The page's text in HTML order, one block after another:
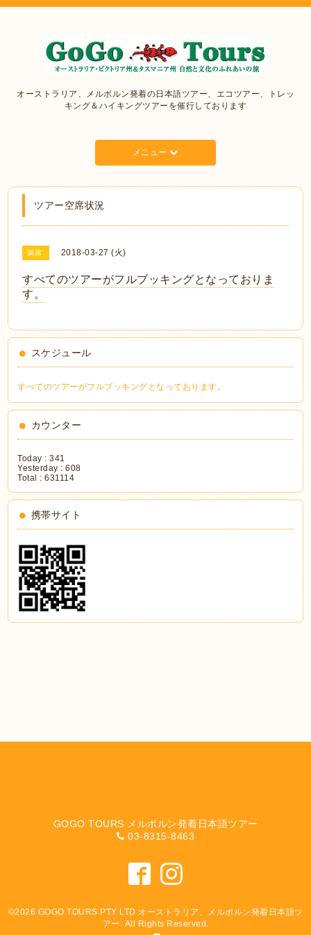
オーストラリア、メルボルン発着の日本語ツアー、エコツアー、トレッ
キング＆ハイキングツアーを催行しております
メニュー
ツアー空席状況
満席 2018-03-27 (火)
すべてのツアーがフルブッキングとなっておりま
す。
スケジュール
すべてのツアーがフルブッキングとなっております。
カウンター
Today :341
Yesterday :608
Total :631114
携帯サイト
GOGO TOURS メルボルン発着日本語ツアー
03-8315-8463
©2026 GOGO TOURS PTY LTD オーストラリア、メルボルン発着日本語ツ
アー . All Rights Reserved.